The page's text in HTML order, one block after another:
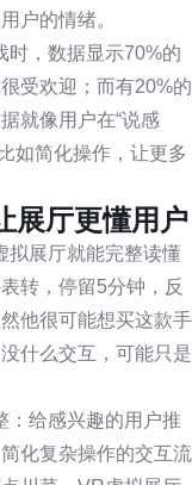
户的情绪。
时，数据显示70%的
受欢迎；而有20%的
就像用户在“说感
如简化操作，让更多
展厅更懂用户
拟展厅就能完整读懂
转，停留5分钟，反
他很可能想买这款手
什么交互，可能只是
：给感兴趣的用户推
化复杂操作的交互流